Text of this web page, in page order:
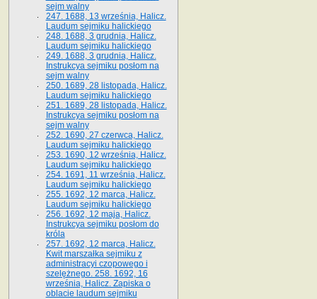
sejm walny
247. 1688, 13 września, Halicz.
Laudum sejmiku halickiego
248. 1688, 3 grudnia, Halicz.
Laudum sejmiku halickiego
249. 1688, 3 grudnia, Halicz.
Instrukcya sejmiku posłom na
sejm walny
250. 1689, 28 listopada, Halicz.
Laudum sejmiku halickiego
251. 1689, 28 listopada, Halicz.
Instrukcya sejmiku posłom na
sejm walny
252. 1690, 27 czerwca, Halicz.
Laudum sejmiku halickiego
253. 1690, 12 września, Halicz.
Laudum sejmiku halickiego
254. 1691, 11 września, Halicz.
Laudum sejmiku halickiego
255. 1692, 12 marca, Halicz.
Laudum sejmiku halickiego
256. 1692, 12 maja, Halicz.
Instrukcya sejmiku posłom do
króla
257. 1692, 12 marca, Halicz.
Kwit marszałka sejmiku z
administracyi czopowego i
szelężnego. 258. 1692, 16
września, Halicz. Zapiska o
oblacie laudum sejmiku